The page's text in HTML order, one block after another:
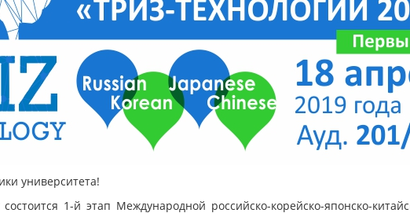
университета!
1-й этап Международной российско-корейско-японско-